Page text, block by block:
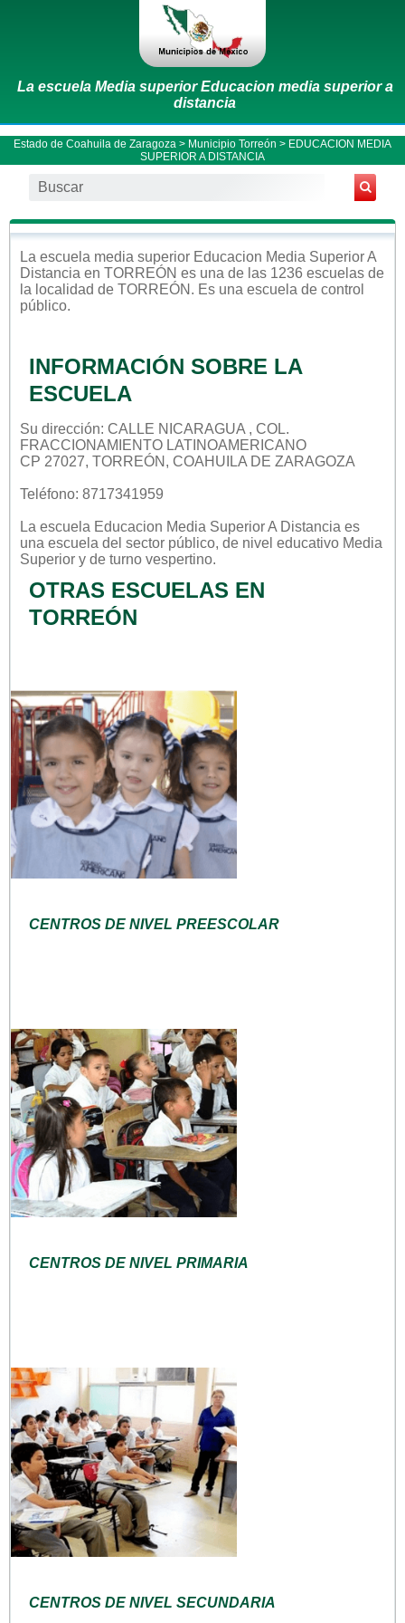
La escuela Media superior Educacion media superior a
distancia
Estado de Coahuila de Zaragoza > Municipio Torreón > EDUCACION MEDIA
SUPERIOR A DISTANCIA
La escuela media superior Educacion Media Superior A
Distancia en TORREÓN es una de las 1236 escuelas de
la localidad de TORREÓN . Es una escuela de control
público.
INFORMACIÓN SOBRE LA
ESCUELA
Su dirección: CALLE NICARAGUA , COL.
FRACCIONAMIENTO LATINOAMERICANO
CP 27027, TORREÓN, COAHUILA DE ZARAGOZA
Teléfono: 8717341959
La escuela Educacion Media Superior A Distancia es
una escuela del sector público, de nivel educativo Media
Superior y de turno vespertino.
OTRAS ESCUELAS EN
TORREÓN
CENTROS DE NIVEL PREESCOLAR
CENTROS DE NIVEL PRIMARIA
CENTROS DE NIVEL SECUNDARIA